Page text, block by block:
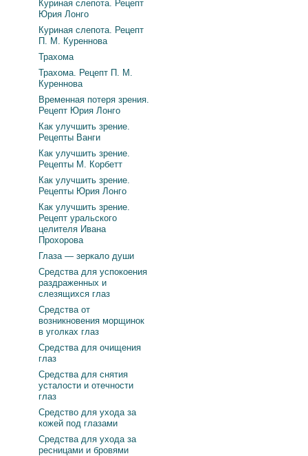
Куриная слепота. Рецепт
Юрия Лонго
Куриная слепота. Рецепт
П. М. Куреннова
Трахома
Трахома. Рецепт П. М.
Куреннова
Временная потеря зрения.
Рецепт Юрия Лонго
Как улучшить зрение.
Рецепты Ванги
Как улучшить зрение.
Рецепты М. Корбетт
Как улучшить зрение.
Рецепты Юрия Лонго
Как улучшить зрение.
Рецепт уральского
целителя Ивана
Прохорова
Глаза — зеркало души
Средства для успокоения
раздраженных и
слезящихся глаз
Средства от
возникновения морщинок
в уголках глаз
Средства для очищения
глаз
Средства для снятия
усталости и отечности
глаз
Средство для ухода за
кожей под глазами
Средства для ухода за
ресницами и бровями